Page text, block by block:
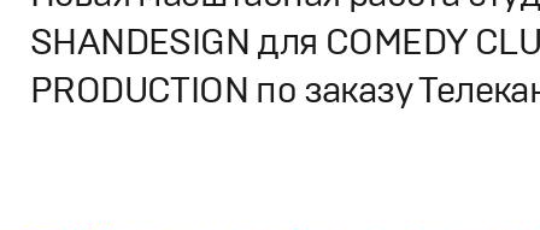
SHANDESIGN для COMEDY
PRODUCTION по заказу